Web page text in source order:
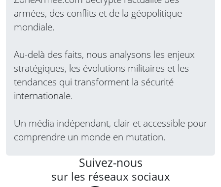
armées, des conflits et de la géopolitique
mondiale.
Au-delà des faits, nous analysons les enjeux
stratégiques, les évolutions militaires et les
tendances qui transforment la sécurité
internationale.
Un média indépendant, clair et accessible pour
comprendre un monde en mutation.
Suivez-nous
sur les réseaux sociaux